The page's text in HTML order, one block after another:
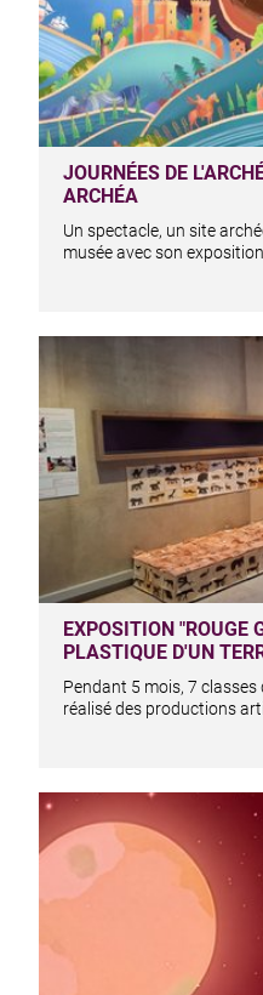
JOURNÉES DE
ARCHÉA
Un spectacle, un site
musée avec son
EXPOSITION "ROUGE
PLASTIQUE D'UN
Pendant 5 mois, 7 classes
réalisé des productions